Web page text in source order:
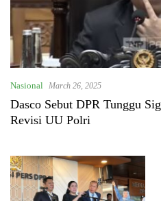
Nasional March 26, 2025
Dasco Sebut DPR Tunggu
Revisi UU Polri